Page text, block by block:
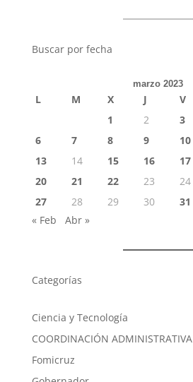
Buscar por fecha
marzo 2023
L M X J V
1
2 3
6
7 8 9 10
13
14 15 16 17
20
21 22 23 24
27
28 29 30
31
« Feb
Abr »
Categorías
Ciencia y Tecnología
COORDINACIÓN ADMINISTRATIVA
Fomicruz